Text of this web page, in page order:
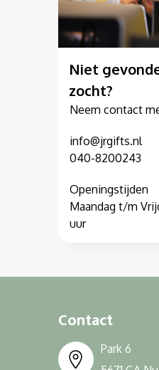
Niet
zocht?
Neem contact
info@jrgifts.nl
040-8200243
Openingstijden
Maandag t/m
uur
Contact
Park 6